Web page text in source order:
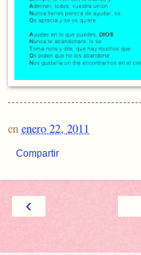
en enero 22, 2011
Compartir
‹